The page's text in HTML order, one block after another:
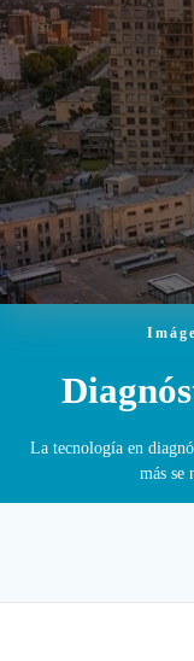
La tecnología en
más se